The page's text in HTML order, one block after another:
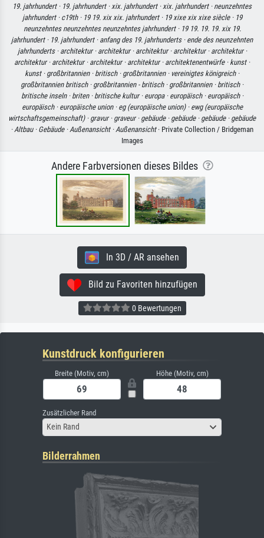
19. jahrhundert · 19. jahrhundert · xix. jahrhundert · xix. jahrhundert · neunzehntes
jahrhundert · c19th · 19 19. xix xix. jahrhundert · 19 xixe xix xixe siècle · 19
neunzehntes neunzehntes neunzehntes jahrhundert · 19 19. 19. 19. xix 19.
jahrhundert · 19. jahrhundert · anfang des 19. jahrhunderts · ende des neunzehnten
jahrhunderts · architektur · architektur · architektur · architektur · architektur ·
architektur · architektur · architektur · architektur · architektenentwürfe · kunst ·
kunst · großbritannien · britisch · großbritannien · vereinigtes königreich ·
großbritannien britisch · großbritannien - britisch · großbritannien · britisch ·
britische inseln · briten · britische kultur · europa · europäisch · europäisch ·
europäisch · europäische union · eg (europäische union) · ewg (europäische
wirtschaftsgemeinschaft) · gravur · graveur · gebäude · gebäude · gebäude · gebäude
· Altbau · Gebäude · Außenansicht · Außenansicht· Private Collection / Bridgeman
Images
Andere Farbversionen dieses Bildes
In 3D / AR ansehen
Bild zu Favoriten hinzufügen
0 Bewertungen
Kunstdruck konfigurieren
Breite (Motiv, cm) Höhe (Motiv, cm)
Zusätzlicher Rand
Kein Rand
Bilderrahmen